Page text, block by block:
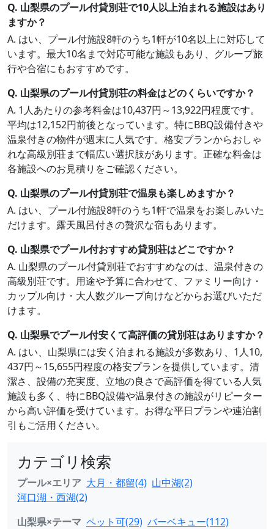
Q. 山梨県のプール付貸別荘で10人以上泊まれる施設はあり
ますか？
A. はい、プール付施設8軒のうち1軒が10名以上に対応して
います。最大10名まで対応可能な施設もあり、グループ旅
行や合宿にもおすすめです。
Q. 山梨県のプール付貸別荘の料金はどのくらいですか？
A. 1人あたりの参考料金は10,437円～13,922円程度です。
平均は12,152円前後となっています。特にBBQ設備付きや
温泉付きの物件が週末に人気です。格安プランからおしゃ
れな高級別荘まで幅広い選択肢があります。正確な料金は
各施設へのお見積りをご確認ください。
Q. 山梨県のプール付貸別荘で温泉も楽しめますか？
A. はい、プール付施設8軒のうち1軒で温泉をお楽しみいた
だけます。露天風呂付きの贅沢な宿もあります。
Q. 山梨県でプール付おすすめ貸別荘はどこですか？
A. 山梨県のプール付貸別荘でおすすめなのは、温泉付きの
高級別荘です。用途や予算に合わせて、ファミリー向け・
カップル向け・大人数グループ向けなどからお選びいただ
けます。
Q. 山梨県でプール付安くて高評価の貸別荘はありますか？
A. はい、山梨県には安く泊まれる施設が多数あり、1人10,
437円～15,655円程度の格安プランを提供しています。清
潔さ、設備の充実度、立地の良さで高評価を得ている人気
施設も多く、特にBBQ設備や温泉付きの施設がリピーター
から高い評価を受けています。お得な平日プランや連泊割
引もご活用ください。
カテゴリ検索
プール×エリア 大月・都留(4) 山中湖(2)
河口湖・西湖(2)
山梨県×テーマ ペット可(29) バーベキュー(112)